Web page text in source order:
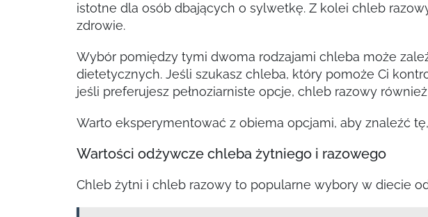
istotne dla osób dbających o sylwetkę. Z kolei chleb
zdrowie.
Wybór pomiędzy tymi dwoma rodzajami chleba może
dietetycznych. Jeśli szukasz chleba, który pomoże Ci
jeśli preferujesz pełnoziarniste opcje, chleb razowy
Warto eksperymentować z obiema opcjami, aby znaleźć
Wartości odżywcze chleba żytniego i razowego
Chleb żytni i chleb razowy to popularne wybory w diecie